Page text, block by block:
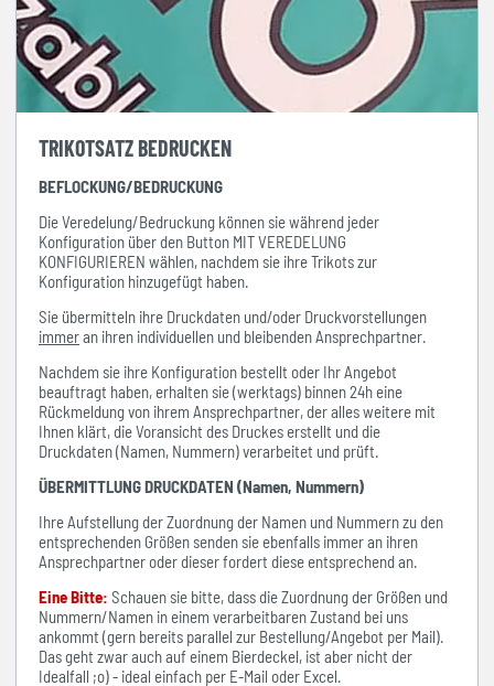
TRIKOTSATZ BEDRUCKEN
BEFLOCKUNG/BEDRUCKUNG
Die Veredelung/Bedruckung können sie während jeder
Konfiguration über den Button MIT VEREDELUNG
KONFIGURIEREN wählen, nachdem sie ihre Trikots zur
Konfiguration hinzugefügt haben.
Sie übermitteln ihre Druckdaten und/oder Druckvorstellungen
immeran ihren individuellen und bleibenden Ansprechpartner.
Nachdem sie ihre Konfiguration bestellt oder Ihr Angebot
beauftragt haben, erhalten sie (werktags) binnen 24h eine
Rückmeldung von ihrem Ansprechpartner, der alles weitere mit
Ihnen klärt, die Voransicht des Druckes erstellt und die
Druckdaten (Namen, Nummern) verarbeitet und prüft.
ÜBERMITTLUNG DRUCKDATEN (Namen, Nummern)
Ihre Aufstellung der Zuordnung der Namen und Nummern zu den
entsprechenden Größen senden sie ebenfalls immer an ihren
Ansprechpartner oder dieser fordert diese entsprechend an.
Eine Bitte: Schauen sie bitte, dass die Zuordnung der Größen und
Nummern/Namen in einem verarbeitbaren Zustand bei uns
ankommt (gern bereits parallel zur Bestellung/Angebot per Mail).
Das geht zwar auch auf einem Bierdeckel, ist aber nicht der
Idealfall ;o) - ideal einfach per E-Mail oder Excel.